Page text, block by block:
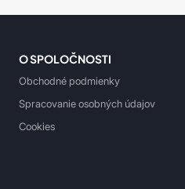
O SPOLOČNOSTI
Obchodné podmienky
Spracovanie osobných údajov
Cookies